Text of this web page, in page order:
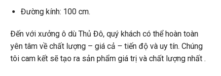
Đường kính: 100 cm.
Đến với xưởng ô dù Thủ Đô, quý khách có thể hoàn toàn
yên tâm về chất lượng – giá cả – tiến độ và uy tín. Chúng
tôi cam kết sẽ tạo ra sản phẩm giá trị và chất lượng nhất .